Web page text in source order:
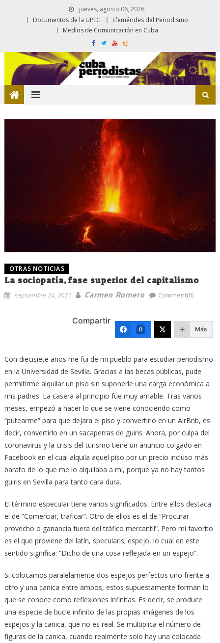
jueves, agosto 06, 2026
Documentos de la UPEC
Efemérides del Periodismo
Medios de Comunicación en Cuba
OTRAS NOTICIAS
La sociopatía, fase superior del capitalismo
septiembre 24, 2021 Carmen Romero Comment(0)
Compartir
0 Más
Con diecisiete años me fui de mi pueblo para estudiar periodismo
en la Universidad de Sevilla. Gracias a las becas públicas, pude
permitirme alquilar un piso sin suponerle una carga económica a
mis padres. La casera al principio fue muy amable. Tras varios
meses, empezó a hacer lo que se viene conociendo como
“putearme” para que dejara el piso y convertirlo en un AirBnb, es
decir, convertirlo en un sacaperras de guiris. Ahora, por culpa del
coronavirus y la crisis del turismo tiene un anuncio colgado en
Facebook en el cual alquila aquel piso por un precio incluso más
barato de lo que me lo alquilaba a mí, porque ya no hay tantos
guiris en Sevilla para tanto cara dura.
El término especular tiene varios significados. Entre ellos destaca
el de “Comerciar, traficar”. Otro de ellos es el de “Procurar
provecho o ganancia fuera del tráfico mercantil”. Pero mi favorito
es el que proviene del latín, specularis; espejo, lo cual en este
sentido significa: “Dicho de una cosa reflejada en un espejo”.
Si colocamos paralelamente dos espejos perfectos uno frente a
otro y una canica entre ambos, estos supuestamente forman lo
que se conoce como reflexiones infinitas. Es decir, se produce
una especie de bucle infinito de las propias imágenes de los
espejos y la canica, que no es real. Se multiplica el número de
figuras de la canica, cuando realmente solo hay una colocada